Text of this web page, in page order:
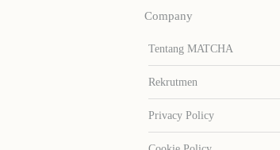
Company
Tentang MATCHA
Rekrutmen
Privacy Policy